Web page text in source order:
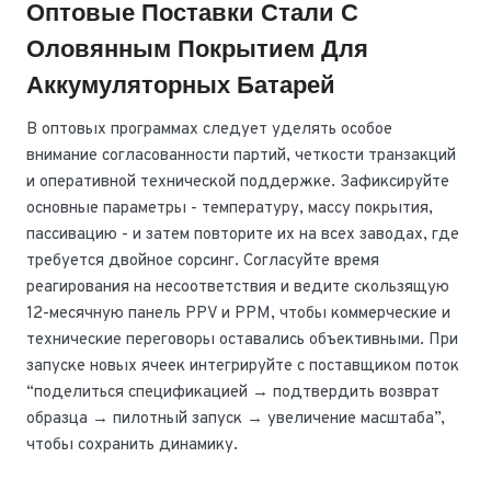
Оптовые Поставки Стали С
Оловянным Покрытием Для
Аккумуляторных Батарей
В оптовых программах следует уделять особое
внимание согласованности партий, четкости транзакций
и оперативной технической поддержке. Зафиксируйте
основные параметры - температуру, массу покрытия,
пассивацию - и затем повторите их на всех заводах, где
требуется двойное сорсинг. Согласуйте время
реагирования на несоответствия и ведите скользящую
12-месячную панель PPV и PPM, чтобы коммерческие и
технические переговоры оставались объективными. При
запуске новых ячеек интегрируйте с поставщиком поток
“поделиться спецификацией → подтвердить возврат
образца → пилотный запуск → увеличение масштаба”,
чтобы сохранить динамику.